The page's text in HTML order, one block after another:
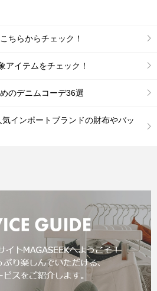
ちらからチェック！
アイテムをチェック！
のデニムコーデ36選
インポートブランドの財布やバッ